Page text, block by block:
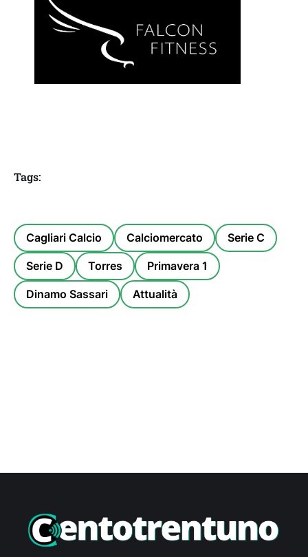
Tags:
Cagliari Calcio Calciomercato Serie C
Serie D Torres Primavera 1
Dinamo Sassari Attualità